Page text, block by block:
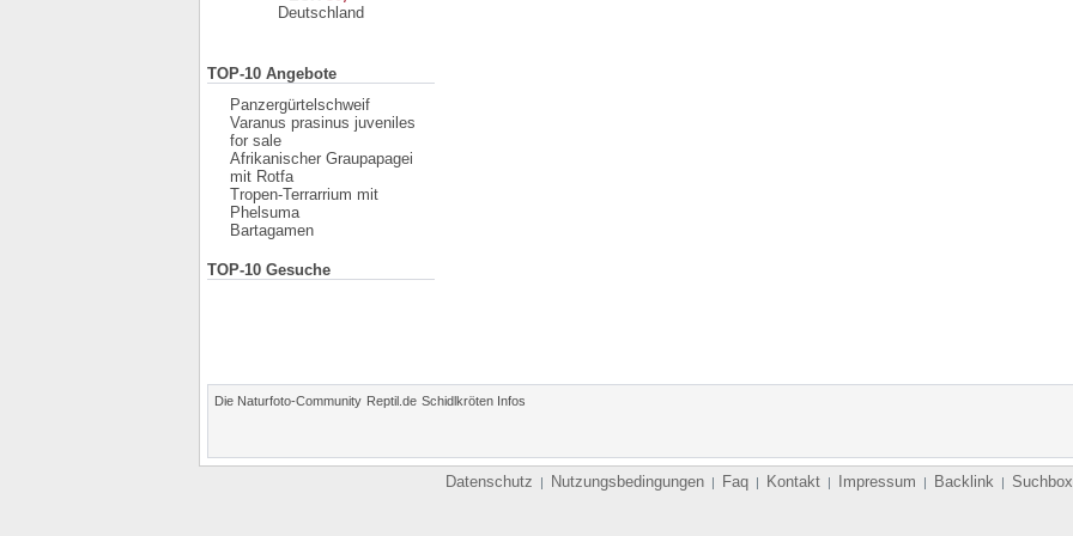
Deutschland
TOP-10 Angebote
Panzergürtelschweif
Varanus prasinus juveniles
for sale
Afrikanischer Graupapagei
mit Rotfa
Tropen-Terrarrium mit
Phelsuma
Bartagamen
TOP-10 Gesuche
Die Naturfoto-Community Reptil.de Schidlkröten Infos
Datenschutz | Nutzungsbedingungen | Faq | Kontakt | Impressum | Backlink |